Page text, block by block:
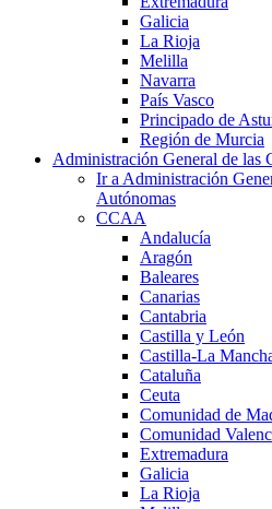
Galicia
La Rioja
Melilla
Navarra
País Vasco
Principado de
Región de Murcia
Administración General de las
Ir a Administración
Autónomas
CCAA
Andalucía
Aragón
Baleares
Canarias
Cantabria
Castilla y León
Castilla-La
Cataluña
Ceuta
Comunidad de
Comunidad
Extremadura
Galicia
La Rioja